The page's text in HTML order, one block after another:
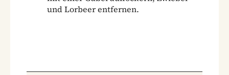
und Lorbeer entfernen.